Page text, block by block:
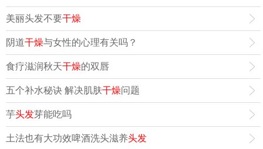
美丽头发不要干燥
阴道干燥与女性的心理有关吗？
食疗滋润秋天干燥的双唇
五个补水秘诀 解决肌肤干燥问题
芋头发芽能吃吗
土法也有大功效啤酒洗头滋养头发